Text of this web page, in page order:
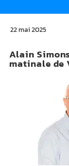
22 mai 2025
Alain
matinale de